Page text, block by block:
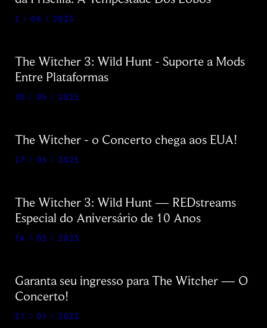
2 / 06 / 2025
The Witcher 3: Wild Hunt - Suporte a Mods
Entre Plataformas
30 / 05 / 2025
The Witcher - o Concerto chega aos EUA!
27 / 05 / 2025
The Witcher 3: Wild Hunt — REDstreams
Especial do Aniversário de 10 Anos
16 / 05 / 2025
Garanta seu ingresso para The Witcher — O
Concerto!
21 / 01 / 2025